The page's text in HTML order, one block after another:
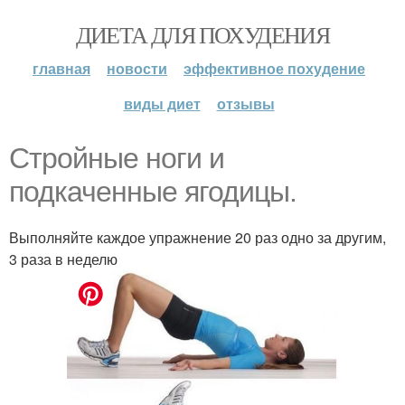
ДИЕТА ДЛЯ ПОХУДЕНИЯ
главная новости
эффективное похудение
виды диет
отзывы
Стройные ноги и
подкаченные ягодицы.
Выполняйте каждое упражнение 20 раз одно за другим,
3 раза в неделю